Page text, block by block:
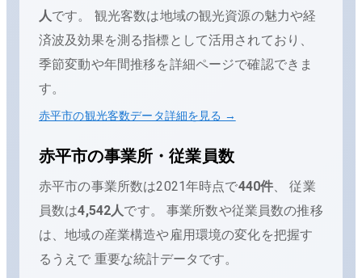
人です。
観光客数は地域の観光資源の魅力や経
済波及効果を測る指標として活用されており、
季節変動や年間推移を詳細ページで確認できま
す。
赤平市の観光客数データ詳細を見る →
赤平市の事業所・従業員数
赤平市の事業所数は2021年時点で440件 、 従業
員数は4,542人です。 事業所数や従業員数の推移
は、地域の産業構造や雇用環境の変化を把握す
るうえで 重要な統計データです。